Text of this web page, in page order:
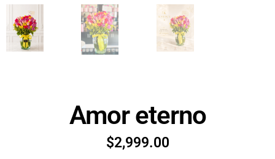
Amor eterno
$2,999.00